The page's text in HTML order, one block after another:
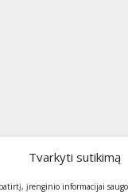
Tvarkyti sutikimą
įrenginio informacijai